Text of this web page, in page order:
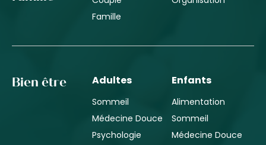
Famille
Bien être Adultes
Sommeil
Médecine Douce
Psychologie
Enfants
Alimentation
Sommeil
Médecine Douce